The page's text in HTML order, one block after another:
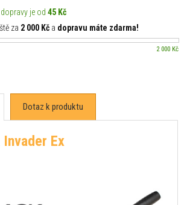
je od 45 Kč
za 2 000 Kč a dopravu máte zdarma!
2 000 Kč
Dotaz k produktu
Ex